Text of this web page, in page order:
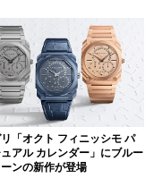
「オクト フィニッシモ パ
アル カレンダー」にブルー
ンの新作が登場